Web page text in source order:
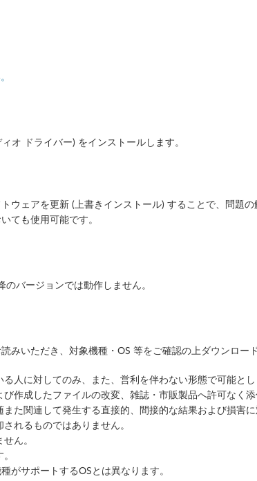
オ ドライバー) をインストールします。
ウェアを更新 (上書きインストール) することで、問題の
ても使用可能です。
バージョンでは動作しません。
いただき、対象機種・OS 等をご確認の上ダウンロー
人に対してのみ、また、営利を伴わない形態で可能とし
作成したファイルの改変、雑誌・市販製品へ許可なく添
た関連して発生する直接的、間接的な結果および損害
れるものではありません。
ん。
がサポートするOSとは異なります。